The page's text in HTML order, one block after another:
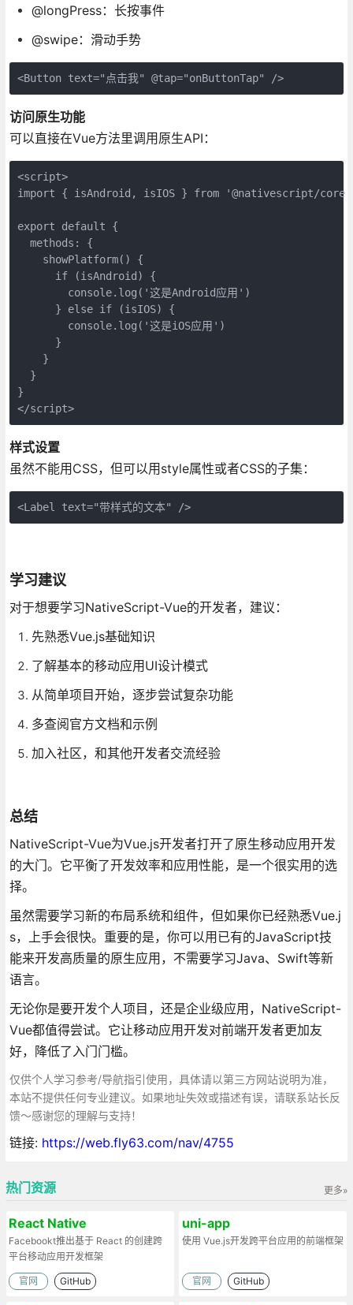
@longPress：长按事件
@swipe：滑动手势
<Button text="点击我" @tap="onButtonTap" />
访问原生功能
可以直接在Vue方法里调用原生API：
<script>
import { isAndroid, isIOS } from '@nativescript/core'
export default {
  methods: {
    showPlatform() {
      if (isAndroid) {
        console.log('这是Android应用')
      } else if (isIOS) {
        console.log('这是iOS应用')
      }
    }
  }
}
</script>
样式设置
虽然不能用CSS，但可以用style属性或者CSS的子集：
<Label text="带样式的文本" />
学习建议
对于想要学习NativeScript-Vue的开发者，建议：
先熟悉Vue.js基础知识
了解基本的移动应用UI设计模式
从简单项目开始，逐步尝试复杂功能
多查阅官方文档和示例
加入社区，和其他开发者交流经验
总结
NativeScript-Vue为Vue.js开发者打开了原生移动应用开发
的大门。它平衡了开发效率和应用性能，是一个很实用的选
择。
虽然需要学习新的布局系统和组件，但如果你已经熟悉Vue.j
s，上手会很快。重要的是，你可以用已有的JavaScript技
能来开发高质量的原生应用，不需要学习Java、Swift等新
语言。
无论你是要开发个人项目，还是企业级应用，NativeScript-
Vue都值得尝试。它让移动应用开发对前端开发者更加友
好，降低了入门门槛。
仅供个人学习参考/导航指引使用，具体请以第三方网站说明为准，
本站不提供任何专业建议。如果地址失效或描述有误，请联系站长反
馈～感谢您的理解与支持！
链接: https://web.fly63.com/nav/4755
更多»
热门资源
React Native
Facebookt推出基于 React 的创建跨
平台移动应用开发框架
官网 GitHub
uni-app
使用 Vue.js开发跨平台应用的前端框架
官网 GitHub